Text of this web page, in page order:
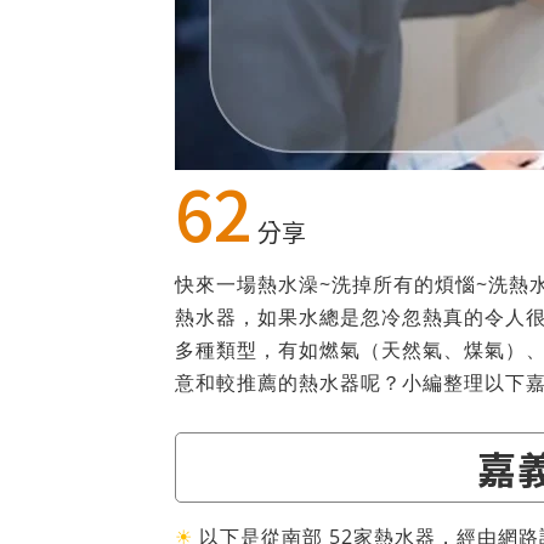
62 分享
快來一場熱水澡~洗掉所有的煩惱~洗熱
熱水器，如果水總是忽冷忽熱真的令人
多種類型，有如燃氣（天然氣、煤氣）
意和較推薦的熱水器呢？小編整理以下
嘉
☀ 以下是從南部 52家熱水器，經由網